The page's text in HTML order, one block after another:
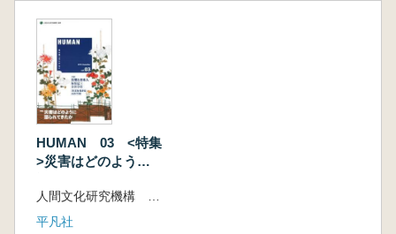
HUMAN 03 <特集
>災害はどのように
平凡社